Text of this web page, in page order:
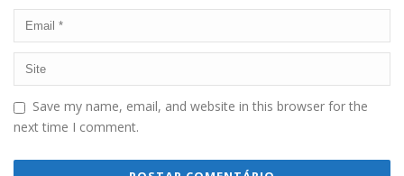
Save my name, email, and website in this browser for the
next time I comment.